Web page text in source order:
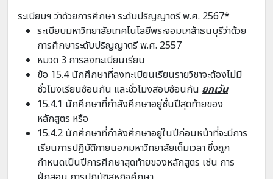
ระเบียบฯ ว่าด้วยการศึกษา ระดับปริญญาตรี พ.ศ. 2567*
ระเบียบมหาวิทยาลัยเทคโนโลยีพระจอมเกล้าธนบุรีว่าด้วย
การศึกษาระดับปริญญาตรี พ.ศ. 2557
หมวด 3 การลงทะเบียนเรียน
ข้อ 15.4 นักศึกษาที่ลงทะเบียนเรียนรายวิชาจะต้องไม่มี
ชั่วโมงเรียนซ้อนกัน และชั่วโมงสอบซ้อนกัน ยกเว้น
15.4.1 นักศึกษาที่กำลังศึกษาอยู่ชั้นปีสุดท้ายของ
หลักสูตร หรือ
15.4.2 นักศึกษาที่กำลังศึกษาอยู่ในปีก่อนหน้าที่จะมีการ
เรียนการปฏิบัติภายนอกมหาวิทยาลัยเต็มเวลา ซึ่งถูก
กำหนดเป็นปีการศึกษาสุดท้ายของหลักสูตร เช่น การ